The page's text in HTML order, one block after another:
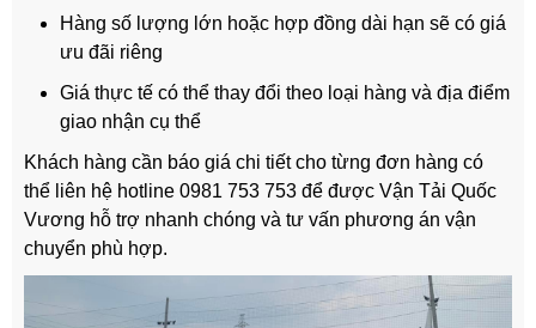
Hàng số lượng lớn hoặc hợp đồng dài hạn sẽ có giá
ưu đãi riêng
Giá thực tế có thể thay đổi theo loại hàng và địa điểm
giao nhận cụ thể
Khách hàng cần báo giá chi tiết cho từng đơn hàng có
thể liên hệ hotline 0981 753 753 để được Vận Tải Quốc
Vương hỗ trợ nhanh chóng và tư vấn phương án vận
chuyển phù hợp.